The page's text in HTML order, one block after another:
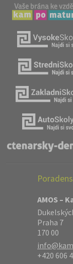
AMOS –
Praha 7
170 00
+420 606